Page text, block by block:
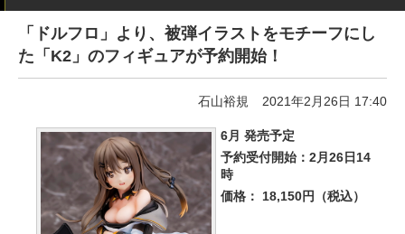
「ドルフロ」より、被弾イラストをモチーフにし
た「K2」のフィギュアが予約開始！
石山裕規 2021年2月26日 17:40
6月 発売予定
予約受付開始：2月26日14
時
価格： 18,150円（税込）